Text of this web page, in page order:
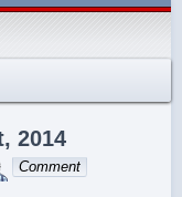
2014
sebrem
Comment